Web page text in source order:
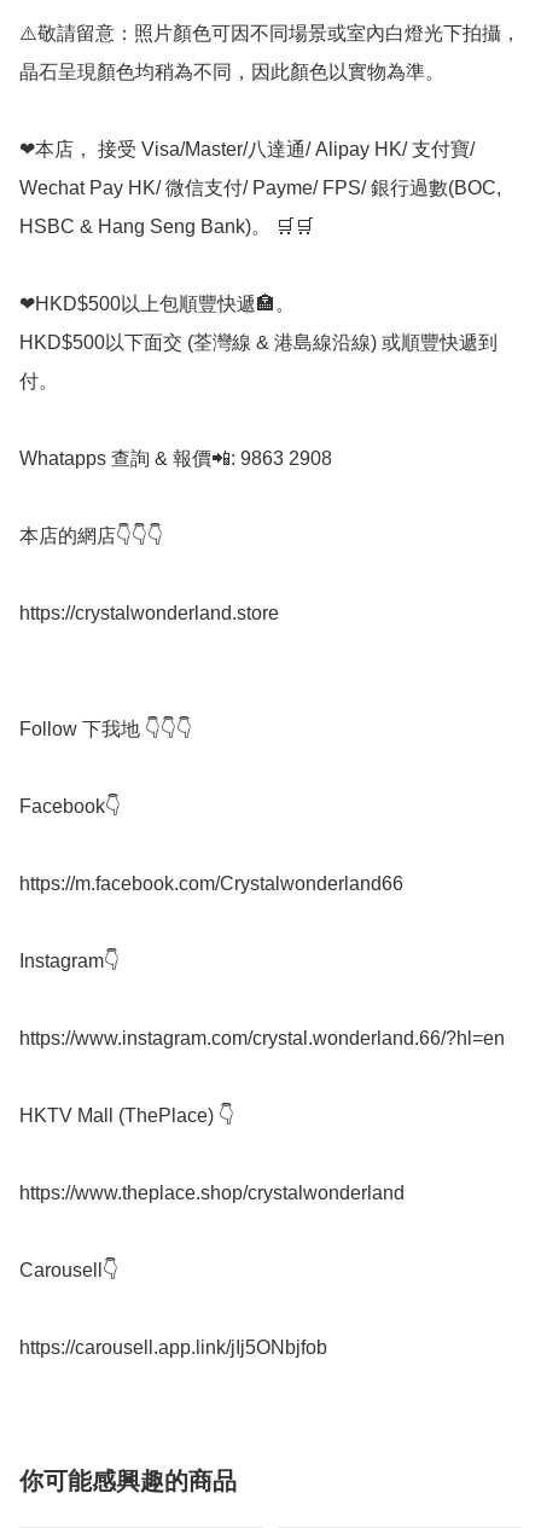
⚠️敬請留意：照片顏色可因不同場景或室內白燈光下拍攝，
晶石呈現顏色均稍為不同，因此顏色以實物為準。
❤本店， 接受 Visa/Master/八達通/ Alipay HK/ 支付寶/
Wechat Pay HK/ 微信支付/ Payme/ FPS/ 銀行過數(BOC,
HSBC & Hang Seng Bank)。 🛒🛒
❤HKD$500以上包順豐快遞🏣。
HKD$500以下面交 (荃灣線 & 港島線沿線) 或順豐快遞到
付。
Whatapps 查詢 & 報價📲: 9863 2908
本店的網店👇👇👇
https://crystalwonderland.store
Follow 下我地 👇👇👇
Facebook👇
https://m.facebook.com/Crystalwonderland66
Instagram👇
https://www.instagram.com/crystal.wonderland.66/?hl=en
HKTV Mall (ThePlace) 👇
https://www.theplace.shop/crystalwonderland
Carousell👇
你可能感興趣的商品